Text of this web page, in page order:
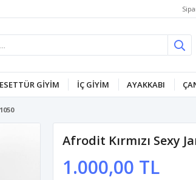
GİYİM İÇ GİYİM AYAKKABI
Afrodit Kırmızı Sexy
1.000,00 TL